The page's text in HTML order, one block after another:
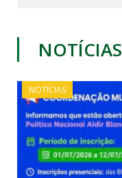
NOTÍCIAS
NOTÍCIAS